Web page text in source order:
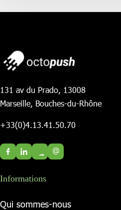
131 av du Prado, 13008
Marseille, Bouches-du-Rhône
+33(0)4.13.41.50.70
@
Informations
Qui sommes-nous